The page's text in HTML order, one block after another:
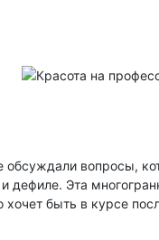
вопросы,
Эта
быть в курсе